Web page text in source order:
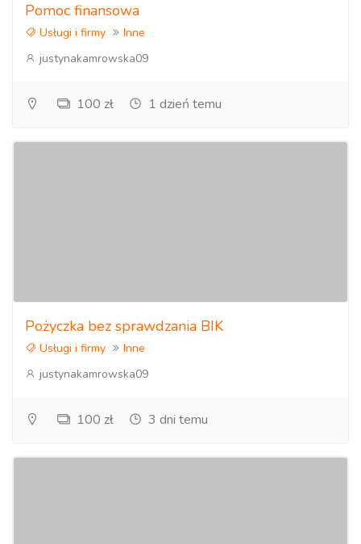
Pomoc finansowa
Usługi i firmy
Inne
justynakamrowska09
100 zł 1 dzień temu
Pożyczka bez sprawdzania BIK
Usługi i firmy
Inne
justynakamrowska09
100 zł 3 dni temu